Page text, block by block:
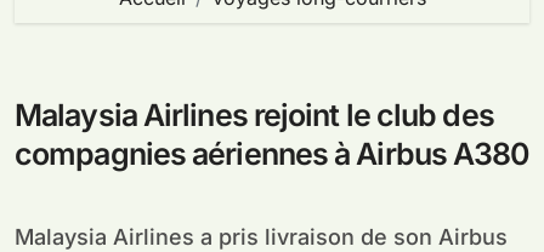
Malaysia Airlines rejoint le club des
compagnies aériennes à Airbus A380
Malaysia Airlines a pris livraison de son Airbus